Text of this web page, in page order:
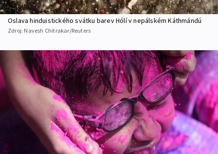
Oslava hinduistického svátku barev Hólí v nepálském Káthmándú
Zdroj: Navesh Chitrakar/Reuters